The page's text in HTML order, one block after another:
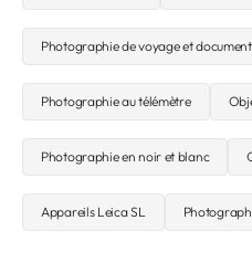
Photographie de voyage et
Photographie au télémètre
Photographie en noir et blanc
Appareils Leica SL